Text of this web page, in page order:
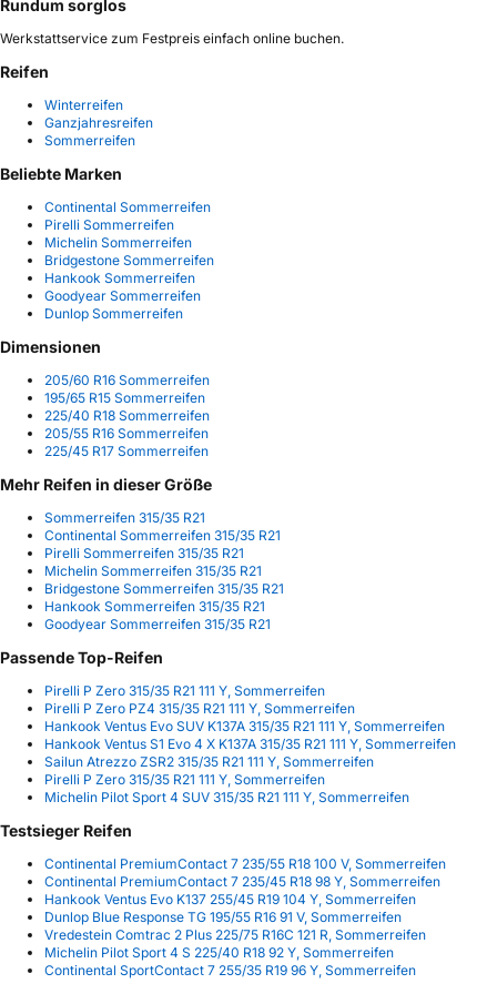
Rundum sorglos
Werkstattservice zum Festpreis einfach online buchen.
Reifen
Winterreifen
Ganzjahresreifen
Sommerreifen
Beliebte Marken
Continental Sommerreifen
Pirelli Sommerreifen
Michelin Sommerreifen
Bridgestone Sommerreifen
Hankook Sommerreifen
Goodyear Sommerreifen
Dunlop Sommerreifen
Dimensionen
205/60 R16 Sommerreifen
195/65 R15 Sommerreifen
225/40 R18 Sommerreifen
205/55 R16 Sommerreifen
225/45 R17 Sommerreifen
Mehr Reifen in dieser Größe
Sommerreifen 315/35 R21
Continental Sommerreifen 315/35 R21
Pirelli Sommerreifen 315/35 R21
Michelin Sommerreifen 315/35 R21
Bridgestone Sommerreifen 315/35 R21
Hankook Sommerreifen 315/35 R21
Goodyear Sommerreifen 315/35 R21
Passende Top-Reifen
Pirelli P Zero 315/35 R21 111 Y, Sommerreifen
Pirelli P Zero PZ4 315/35 R21 111 Y, Sommerreifen
Hankook Ventus Evo SUV K137A 315/35 R21 111 Y, Sommerreifen
Hankook Ventus S1 Evo 4 X K137A 315/35 R21 111 Y, Sommerreifen
Sailun Atrezzo ZSR2 315/35 R21 111 Y, Sommerreifen
Pirelli P Zero 315/35 R21 111 Y, Sommerreifen
Michelin Pilot Sport 4 SUV 315/35 R21 111 Y, Sommerreifen
Testsieger Reifen
Continental PremiumContact 7 235/55 R18 100 V, Sommerreifen
Continental PremiumContact 7 235/45 R18 98 Y, Sommerreifen
Hankook Ventus Evo K137 255/45 R19 104 Y, Sommerreifen
Dunlop Blue Response TG 195/55 R16 91 V, Sommerreifen
Vredestein Comtrac 2 Plus 225/75 R16C 121 R, Sommerreifen
Michelin Pilot Sport 4 S 225/40 R18 92 Y, Sommerreifen
Continental SportContact 7 255/35 R19 96 Y, Sommerreifen